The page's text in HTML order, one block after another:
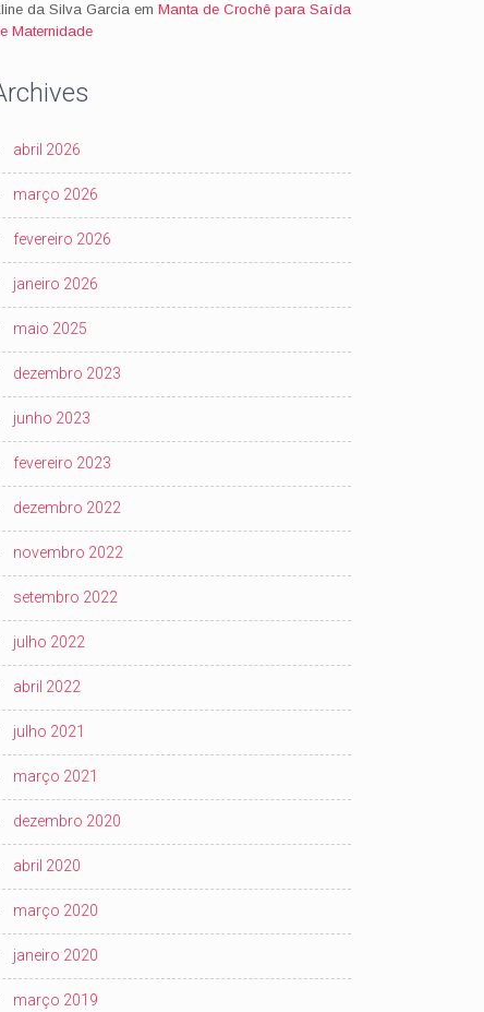
da Silva Garcia em Manta de Crochê para Saída
Maternidade
abril 2026
março 2026
fevereiro 2026
janeiro 2026
maio 2025
dezembro 2023
junho 2023
fevereiro 2023
dezembro 2022
novembro 2022
setembro 2022
julho 2022
abril 2022
julho 2021
março 2021
dezembro 2020
abril 2020
março 2020
janeiro 2020
março 2019